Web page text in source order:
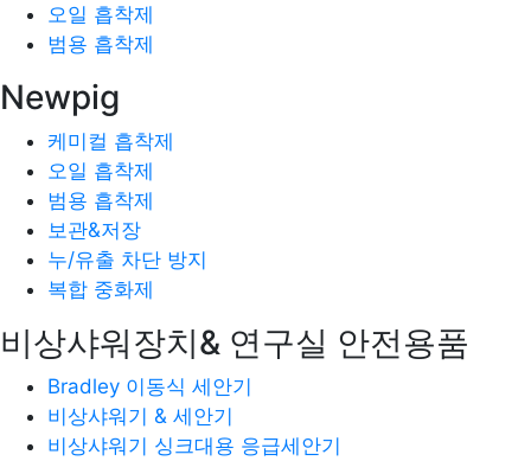
오일 흡착제
범용 흡착제
Newpig
케미컬 흡착제
오일 흡착제
범용 흡착제
보관&저장
누/유출 차단 방지
복합 중화제
비상샤워장치& 연구실 안전용품
Bradley 이동식 세안기
비상샤워기 & 세안기
비상샤워기 싱크대용 응급세안기